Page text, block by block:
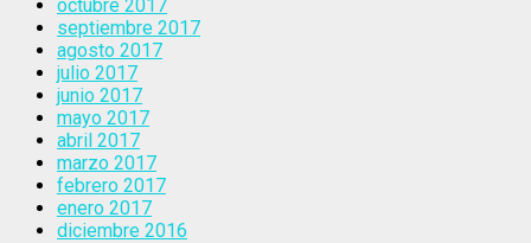
octubre 2017
septiembre 2017
agosto 2017
julio 2017
junio 2017
mayo 2017
abril 2017
marzo 2017
febrero 2017
enero 2017
diciembre 2016